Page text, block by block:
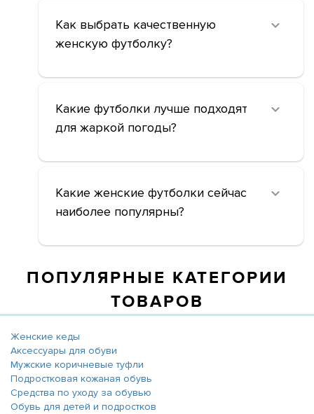
Как выбрать качественную
женскую футболку?
Какие футболки лучше подходят
для жаркой погоды?
Какие женские футболки сейчас
наиболее популярны?
ПОПУЛЯРНЫЕ КАТЕГОРИИ
ТОВАРОВ
Женские кеды
Аксессуары для обуви
Мужские коричневые туфли
Подростковая кожаная обувь
Средства по уходу за обувью
Обувь для детей и подростков